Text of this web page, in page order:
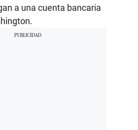
a una cuenta bancaria